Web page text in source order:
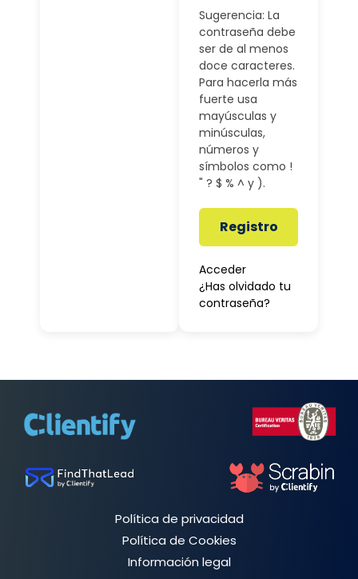
Sugerencia: La
contraseña debe
ser de al menos
doce caracteres.
Para hacerla más
fuerte usa
mayúsculas y
minúsculas,
números y
símbolos como !
" ? $ % ^ y ).
Registro
Acceder
¿Has olvidado tu
contraseña?
Política de privacidad
Política de Cookies
Información legal